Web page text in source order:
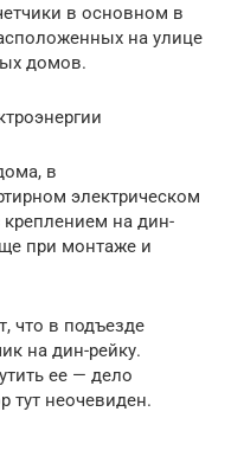
в основном в
на улице
домов.
в
электрическом
на дин-
при монтаже и
что в подъезде
на дин-рейку.
ее — дело
тут неочевиден.